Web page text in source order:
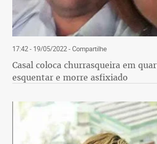
17:42 - 19/05/2022- Compartilhe
Casal coloca churrasqueira em
esquentar e morre asfixiado